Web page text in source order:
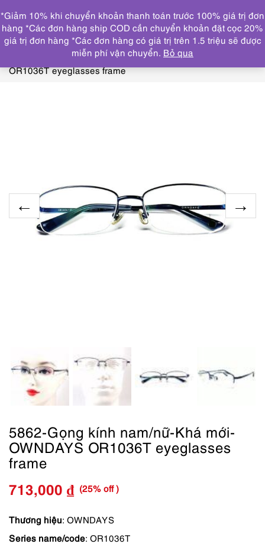
DANH MỤC
Trang chủ KÍNH MẮT
GỌNG KÍNH CŨ/ĐÃ SỬ
5862-Gọng kính nam/nữ-Khá mới-OWNDAYS
OR1036T eyeglasses frame
5862-Gọng kính nam/nữ-Khá mới-
OWNDAYS OR1036T eyeglasses
frame
Giá
gốc
là:
713,000 ₫
Giá
hiện
tại
(25% off )
Thương hiệu: OWNDAYS
Series name/code: OR1036T
*Giảm 10% khi chuyển khoản thanh toán trước 100% giá trị đơn
hàng *Các đơn hàng ship COD cần chuyển khoản đặt cọc 20%
giá trị đơn hàng *Các đơn hàng có giá trị trên 1.5 triệu sẽ được
miễn phí vận chuyển. Bỏ qua